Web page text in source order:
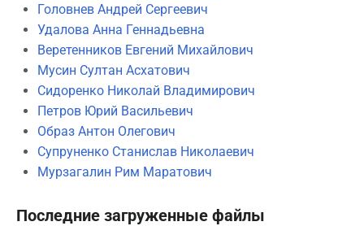
Головнев Андрей Сергеевич
Удалова Анна Геннадьевна
Веретенников Евгений Михайлович
Мусин Султан Асхатович
Сидоренко Николай Владимирович
Петров Юрий Васильевич
Образ Антон Олегович
Супруненко Станислав Николаевич
Мурзагалин Рим Маратович
Последние загруженные файлы